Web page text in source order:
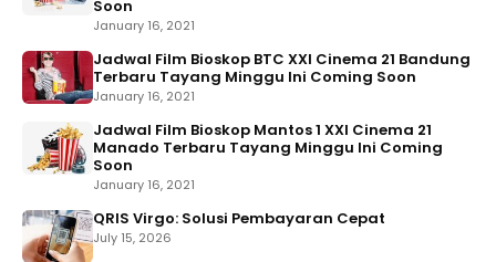
Soon
January 16, 2021
Jadwal Film Bioskop BTC XXI Cinema 21 Bandung
Terbaru Tayang Minggu Ini Coming Soon
January 16, 2021
Jadwal Film Bioskop Mantos 1 XXI Cinema 21
Manado Terbaru Tayang Minggu Ini Coming
Soon
January 16, 2021
QRIS Virgo: Solusi Pembayaran Cepat
July 15, 2026